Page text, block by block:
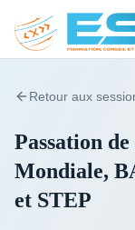
Retour aux
Passation
Mondiale,
et STEP